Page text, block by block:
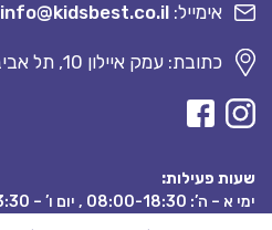
אימייל: info@kidsbest.co.il
כתובת: עמק איילון 10, תל אביב.
שעות פעילות:
ימי א – ה’: 08:00-18:30 , יום ו’ – 08:00-13:30